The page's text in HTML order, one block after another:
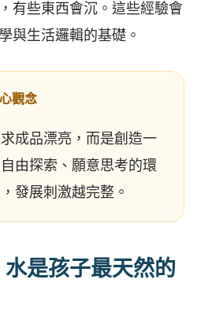
有些東西會沉。這些經驗會
與生活邏輯的基礎。
觀念
成品漂亮，而是創造一
由探索、願意思考的環
發展刺激越完整。
是孩子最天然的